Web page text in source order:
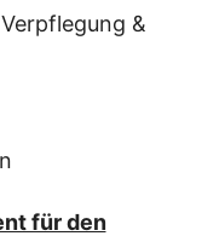
&
für den